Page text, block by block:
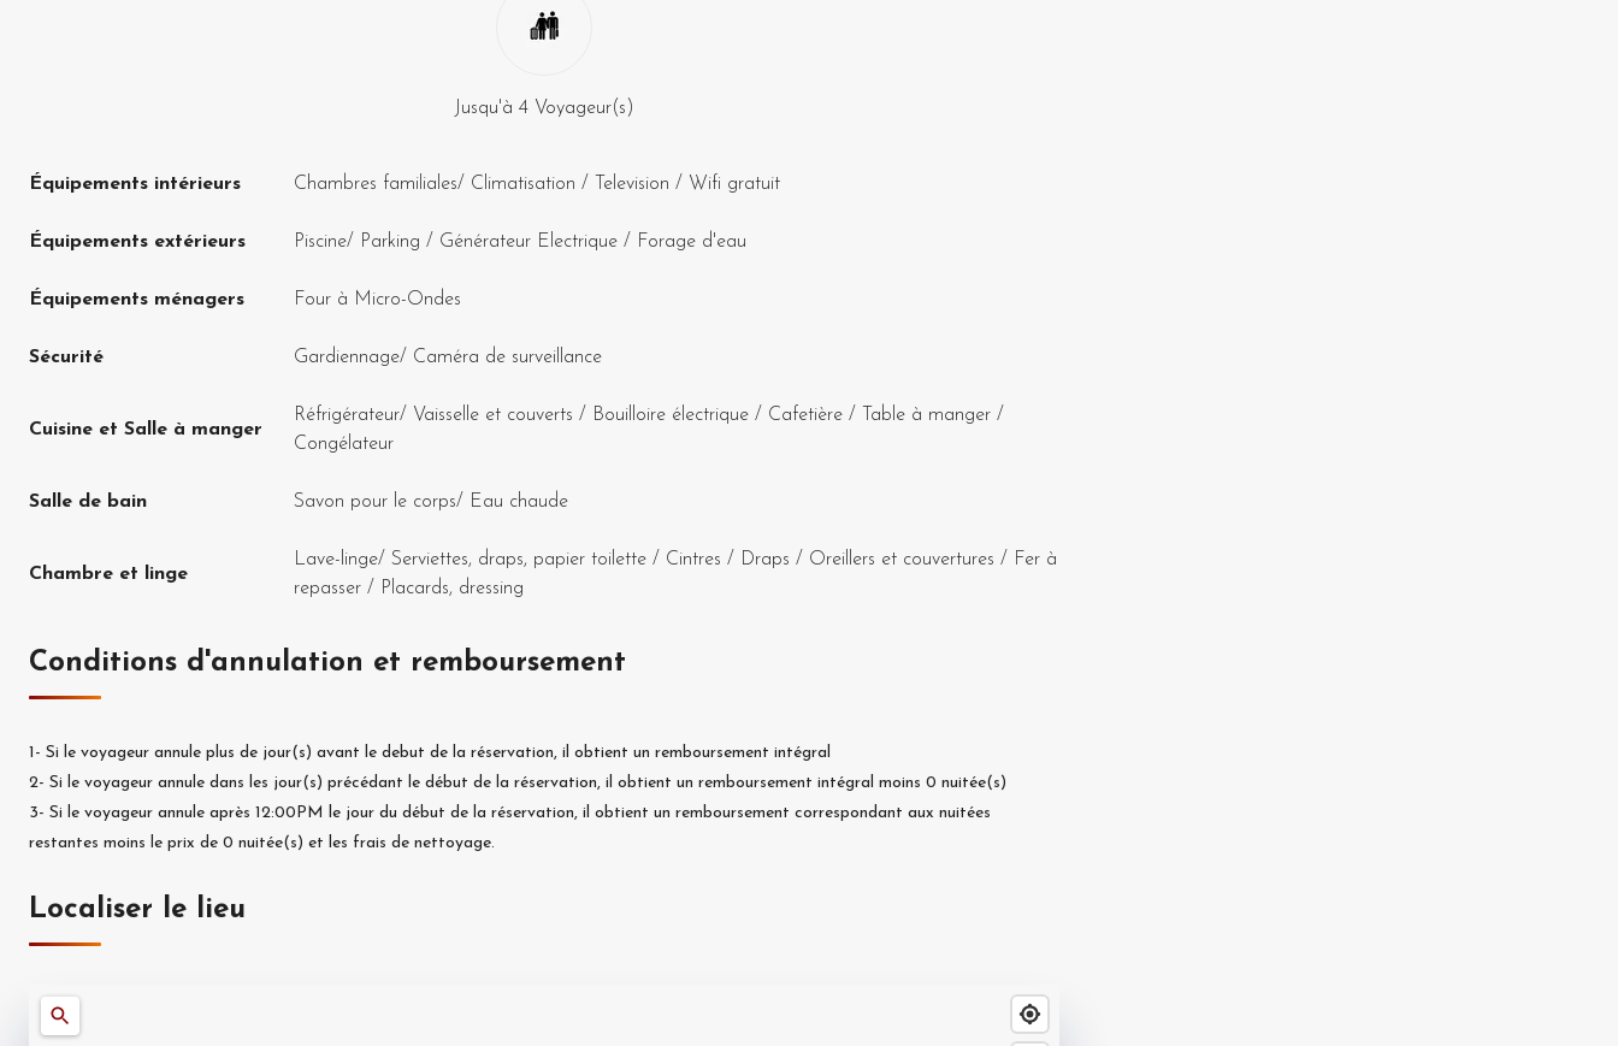
Jusqu'à 4 Voyageur(s)
Équipements intérieurs Chambres familiales/ Climatisation / Television / Wifi gratuit
Équipements extérieurs Piscine/ Parking / Générateur Electrique / Forage d'eau
Équipements ménagers Four à Micro-Ondes
Sécurité Gardiennage/ Caméra de surveillance
Cuisine et Salle à manger
Réfrigérateur/ Vaisselle et couverts / Bouilloire électrique / Cafetière / Table à manger /
Congélateur
Salle de bain Savon pour le corps/ Eau chaude
Chambre et linge
Lave-linge/ Serviettes, draps, papier toilette / Cintres / Draps / Oreillers et couvertures / Fer à
repasser / Placards, dressing
Conditions d'annulation et remboursement
1- Si le voyageur annule plus de jour(s) avant le debut de la réservation, il obtient un remboursement intégral
2- Si le voyageur annule dans les jour(s) précédant le début de la réservation, il obtient un remboursement intégral moins 0 nuitée(s)
3- Si le voyageur annule après 12:00PM le jour du début de la réservation, il obtient un remboursement correspondant aux nuitées
restantes moins le prix de 0 nuitée(s) et les frais de nettoyage.
Localiser le lieu